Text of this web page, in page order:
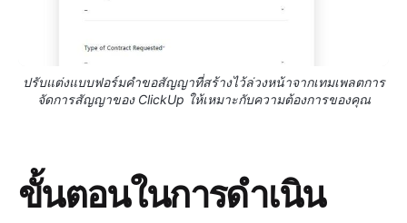
ปรับแต่งแบบฟอร์มคำขอสัญญาที่สร้างไว้ล่วงหน้าจากเทมเพลตการ
จัดการสัญญาของ ClickUp ให้เหมาะกับความต้องการของคุณ
ขั้นตอนในการดำเนิน